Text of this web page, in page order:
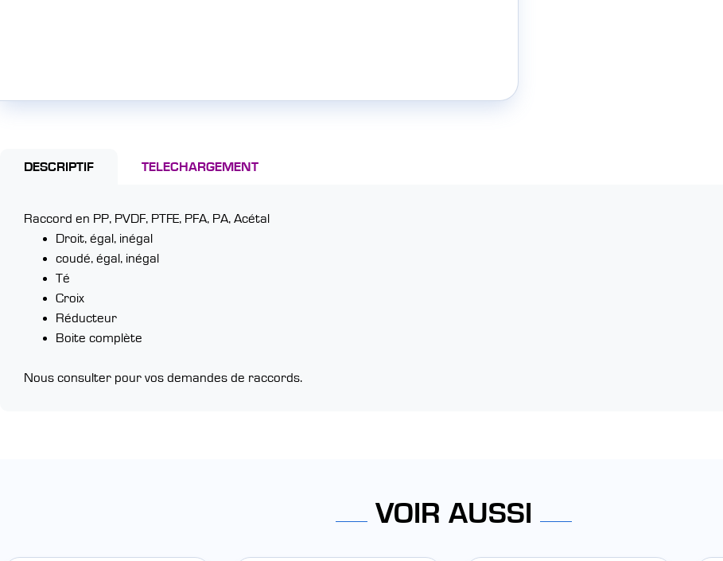
DESCRIPTIF TELECHARGEMENT
Raccord en PP, PVDF, PTFE, PFA, PA, Acétal
Droit, égal, inégal
coudé, égal, inégal
Té
Croix
Réducteur
Boite complète
Nous consulter pour vos demandes de raccords.
VOIR AUSSI